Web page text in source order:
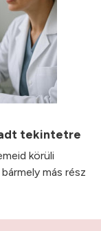
tekintetre
körüli
más rész